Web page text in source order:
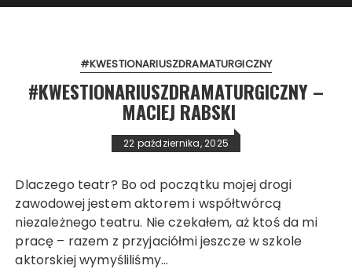
#KWESTIONARIUSZDRAMATURGICZNY
#KWESTIONARIUSZDRAMATURGICZNY –
MACIEJ RABSKI
22 października, 2025
Dlaczego teatr? Bo od początku mojej drogi
zawodowej jestem aktorem i współtwórcą
niezależnego teatru. Nie czekałem, aż ktoś da mi
pracę – razem z przyjaciółmi jeszcze w szkole
aktorskiej wymyśliliśmy…